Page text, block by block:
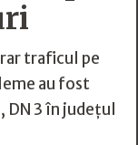
traficul pe
au fost
DN 3 în județul